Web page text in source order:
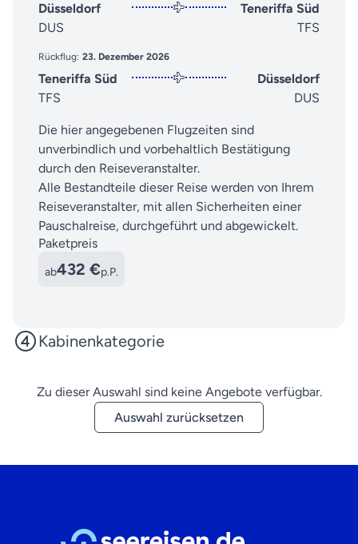
Düsseldorf
DUS
Teneriffa Süd
TFS
Rückflug: 23. Dezember 2026
Teneriffa Süd
TFS
Düsseldorf
DUS
Die hier angegebenen Flugzeiten sind
unverbindlich und vorbehaltlich Bestätigung
durch den Reiseveranstalter.
Alle Bestandteile dieser Reise werden von Ihrem
Reiseveranstalter, mit allen Sicherheiten einer
Pauschalreise, durchgeführt und abgewickelt.
Paketpreis
ab432 €p.P.
Kabinenkategorie
Zu dieser Auswahl sind keine Angebote verfügbar.
Auswahl zurücksetzen